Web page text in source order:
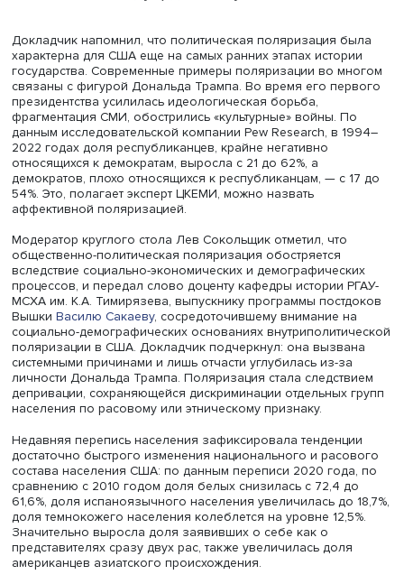
Эдуард Галимуллин
характерна для США еще на самых ранних этапах
государства. Современные примеры поляризации во
связаны с фигурой Дональда Трампа. Во время его
президентства усилилась идеологическая борьба,
фрагментация СМИ, обострились «культурные» войны.
данным исследовательской компании Pew Research, в
2022 годах доля республиканцев, крайне негативно
относящихся к демократам, выросла с 21 до 62%, а
демократов, плохо относящихся к республиканцам, — с
54%. Это, полагает эксперт ЦКЕМИ, можно назвать
аффективной поляризацией.
Модератор круглого стола Лев Сокольщик отметил, что
общественно-политическая поляризация обостряется
вследствие социально-экономических и
процессов, и передал слово доценту кафедры истории
МСХА им. К.А. Тимирязева, выпускнику программы
ВышкиВасилю Сакаеву, сосредоточившему внимание
социально-демографических основаниях